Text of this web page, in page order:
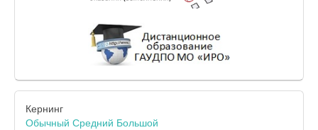
Кернинг
Обычный Средний Большой